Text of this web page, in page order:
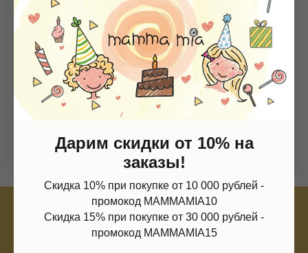
Дарим скидки от 10% на
заказы!
Скидка 10% при покупке от 10 000 рублей -
промокод MAMMAMIA10
Скидка 15% при покупке от 30 000 рублей -
промокод MAMMAMIA15
Магазин
Мальчики
Подарочная карта
Информация
О нас
Контакты
Sale
Размерная сетка
Доставка и возврат
Политика обработки персональных данных
Согласие на обработку персональных данных
Согласие на получение рекламных рассылок
Согласие на публикацию отзывов
ИП Шаронова Надежда Александровна
ИНН 166003379276